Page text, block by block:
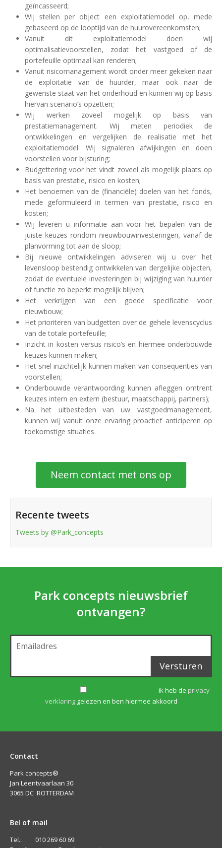
geïncasseerd;
Wij stellen per object een exploitatiemodel op, mede
gebaseerd op de looptijd van de huurovereenkomsten;
Vanuit dit exploitatiemodel doen wij
optimalisatievoorstellen, zodat het vastgoed of de
portefeuille optimaal kan renderen;
Vanuit risicomanagement wordt onder meer gekeken naar
de exploitatie van de huurder, maar ook naar de
gewenste staat van het onderhoud en kunnen wij op basis
hiervan scenario’s opzetten;
Wij werken zoveel mogelijk op basis van
prestatiemanagement. Wij meten periodiek de
ontwikkelingen en vergelijken de realisatie met het
exploitatiemodel. Wij signaleren afwijkingen en doen
voorstellen voor bijsturing;
Budgettering voor het vindt zoveel als mogelijk plaats op
basis van prestatie, risico en kosten;
Het benoemen van de (financiële) doelen van het fonds,
mede geformuleerd in termen van prestatie, risico en
kosten;
Wij leveren u informatie aan voor het bepalen van de
juiste keuzes rondom nieuwbouwinvesteringen, vanaf de
planvorming tot aan de sloop;
Bij nieuwe ontwikkelingen adviseren wij u over het
levensloop bestendig ontwikkelen van dergelijke objecten,
zodat de eventuele investeringen bij wijziging van huurder
of functie zo beperkt mogelijk blijven;
Het verkrijgen van een goede specificatie voor
nieuwbouw;
Het prioriteren van budgetten over de gehele levenscyclus
van de totale portefeuille;
Inzicht in kosten versus risico’s en hiermee onderbouwde
keuzes kunnen maken;
Het snel inzichtelijk kunnen maken van consequenties van
voorstellen;
Onderbouwde verantwoording kunnen afleggen omtrent
keuzes intern en extern (bestuur, maatschappij, partners);
Na het uitbesteden van uw vastgoedmanagement,
kunnen wij vanuit onze ervaring proactief anticiperen op
toekomstige situaties.
Neem contact met ons op
Recente tweets
Tweets by @Park_concepts
Park concepts nieuwsbrief
ontvangen?
Versturen
ik heb de privacy
verklaringgelezen en ben hiermee akkoord
Contact
Park concepts®
Jan Leentvaarlaan 30
3065 DC ROTTERDAM
Bel of mail
Tel.: 010 269 60 69